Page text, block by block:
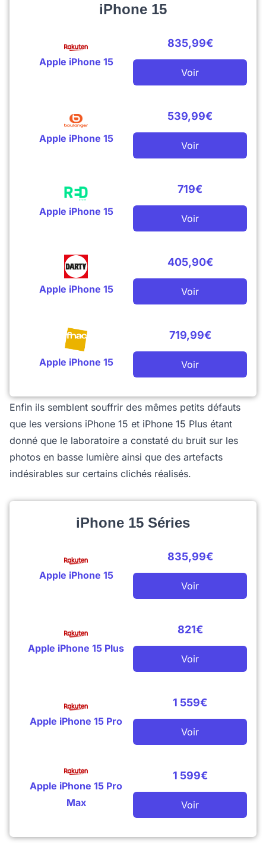
iPhone 15
Apple iPhone 15
835,99€
Voir
Apple iPhone 15
539,99€
Voir
Apple iPhone 15
719€
Voir
Apple iPhone 15
405,90€
Voir
Apple iPhone 15
719,99€
Voir
Enfin ils semblent souffrir des mêmes petits défauts
que les versions iPhone 15 et iPhone 15 Plus étant
donné que le laboratoire a constaté du bruit sur les
photos en basse lumière ainsi que des artefacts
indésirables sur certains clichés réalisés.
iPhone 15 Séries
Apple iPhone 15
835,99€
Voir
Apple iPhone 15 Plus
821€
Voir
Apple iPhone 15 Pro
1 559€
Voir
Apple iPhone 15 Pro
Max
1 599€
Voir